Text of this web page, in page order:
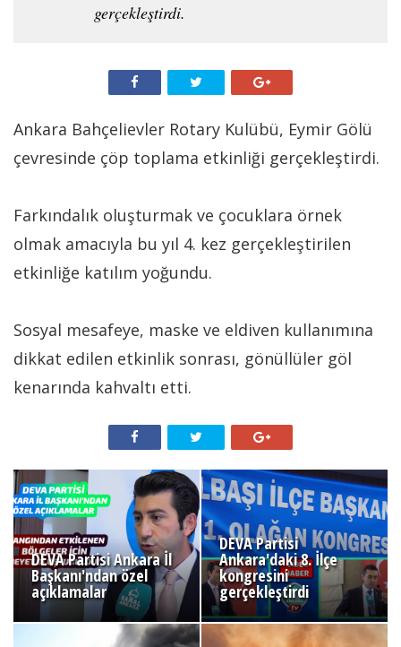
gerçekleştirdi.
Ankara Bahçelievler Rotary Kulübü, Eymir Gölü
çevresinde çöp toplama etkinliği gerçekleştirdi.
Farkındalık oluşturmak ve çocuklara örnek
olmak amacıyla bu yıl 4. kez gerçekleştirilen
etkinliğe katılım yoğundu.
Sosyal mesafeye, maske ve eldiven kullanımına
dikkat edilen etkinlik sonrası, gönüllüler göl
kenarında kahvaltı etti.
DEVA Partisi Ankara İl
Başkanı'ndan özel
açıklamalar
DEVA Partisi
Ankara'daki 8. İlçe
kongresini
gerçekleştirdi